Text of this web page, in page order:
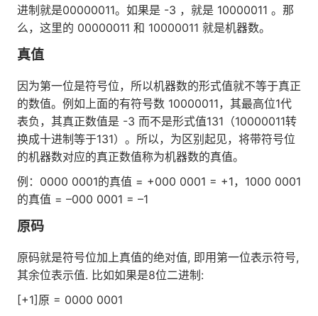
进制就是00000011。如果是 -3 ，就是 10000011 。那
么，这里的 00000011 和 10000011 就是机器数。
真值
因为第一位是符号位，所以机器数的形式值就不等于真正
的数值。例如上面的有符号数 10000011，其最高位1代
表负，其真正数值是 -3 而不是形式值131（10000011转
换成十进制等于131）。所以，为区别起见，将带符号位
的机器数对应的真正数值称为机器数的真值。
例：0000 0001的真值 = +000 0001 = +1，1000 0001
的真值 = –000 0001 = –1
原码
原码就是符号位加上真值的绝对值, 即用第一位表示符号,
其余位表示值. 比如如果是8位二进制:
[+1]原 = 0000 0001